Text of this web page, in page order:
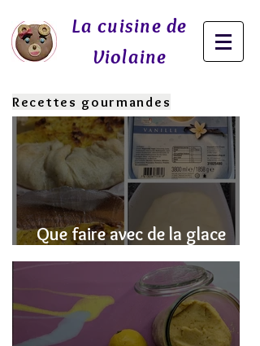
La cuisine de
Violaine
Recettes gourmandes
Que faire avec de la glace
fondue? J'ai la SOLUTION!